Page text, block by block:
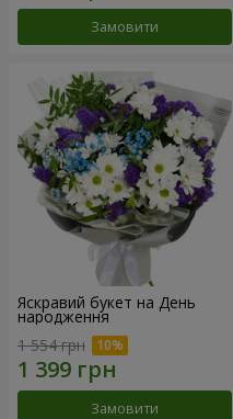
Замовити
Яскравий букет на День
народження
1 554 грн
Замовити